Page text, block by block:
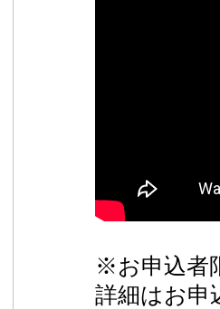
※お申込者
詳細はお申